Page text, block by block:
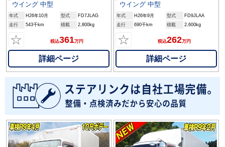
ウイング 中型
年式 H26年10月 型式
FD7JLAG
走行
543千km 積載 2,800kg
☆ 税込361万円
詳細ページ
ウイング 中型
年式 H26年9月 型式
FD9JLAA
走行
690千km 積載 2,600kg
☆ 税込262万円
詳細ページ